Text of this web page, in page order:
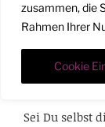
zusammen, die
Rahmen Ihrer
Cookie
Sei Du selbst